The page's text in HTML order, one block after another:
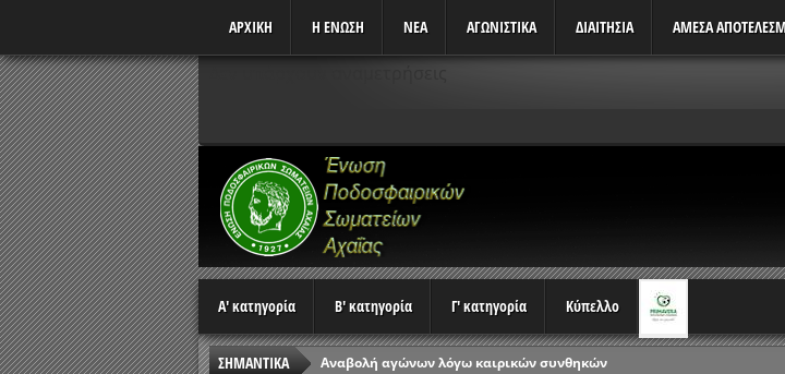
ΑΡΧΙΚΗ Η ΕΝΩΣΗ ΝΕΑ ΑΓΩΝΙΣΤΙΚΆ ΔΙΑΙΤΗΣΙΑ ΑΜΕΣΑ
Α' κατηγορία Β' κατηγορία Γ' κατηγορία Κύπελλο
ΣΗΜΑΝΤΙΚΑ
Αναβολή αγώνων λόγω καιρικών συνθηκών